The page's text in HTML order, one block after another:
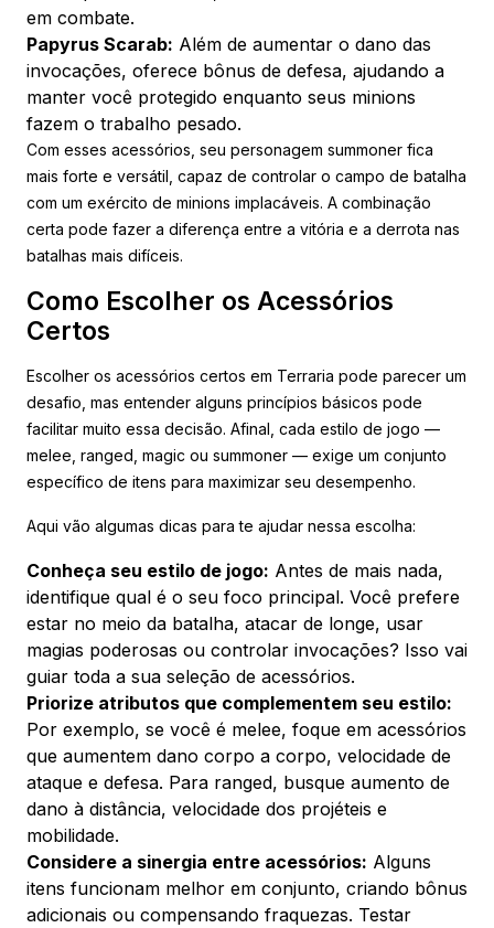
em combate.
Papyrus Scarab: Além de aumentar o dano das
invocações, oferece bônus de defesa, ajudando a
manter você protegido enquanto seus minions
fazem o trabalho pesado.
Com esses acessórios, seu personagem summoner fica
mais forte e versátil, capaz de controlar o campo de batalha
com um exército de minions implacáveis. A combinação
certa pode fazer a diferença entre a vitória e a derrota nas
batalhas mais difíceis.
Como Escolher os Acessórios
Certos
Escolher os acessórios certos em Terraria pode parecer um
desafio, mas entender alguns princípios básicos pode
facilitar muito essa decisão. Afinal, cada estilo de jogo —
melee, ranged, magic ou summoner — exige um conjunto
específico de itens para maximizar seu desempenho.
Aqui vão algumas dicas para te ajudar nessa escolha:
Conheça seu estilo de jogo: Antes de mais nada,
identifique qual é o seu foco principal. Você prefere
estar no meio da batalha, atacar de longe, usar
magias poderosas ou controlar invocações? Isso vai
guiar toda a sua seleção de acessórios.
Priorize atributos que complementem seu estilo:
Por exemplo, se você é melee, foque em acessórios
que aumentem dano corpo a corpo, velocidade de
ataque e defesa. Para ranged, busque aumento de
dano à distância, velocidade dos projéteis e
mobilidade.
Considere a sinergia entre acessórios: Alguns
itens funcionam melhor em conjunto, criando bônus
adicionais ou compensando fraquezas. Testar